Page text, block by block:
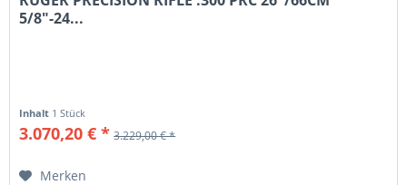
5/8"-24...
Inhalt 1 Stück
3.070,20 € * 3.229,00 € *
Merken